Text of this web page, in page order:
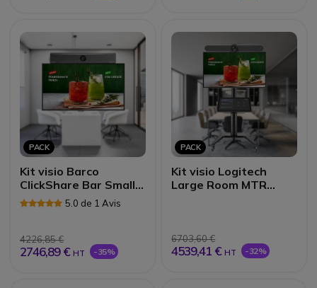
PACK
Kit visio Barco
ClickShare Bar Small
Room BYOD5.0 de 1 Avis
4226,85 €
2746,89 € HT -35%
PACK
Kit visio Logitech
Large Room MTR
6703,60 €
4539,41 € HT -32%